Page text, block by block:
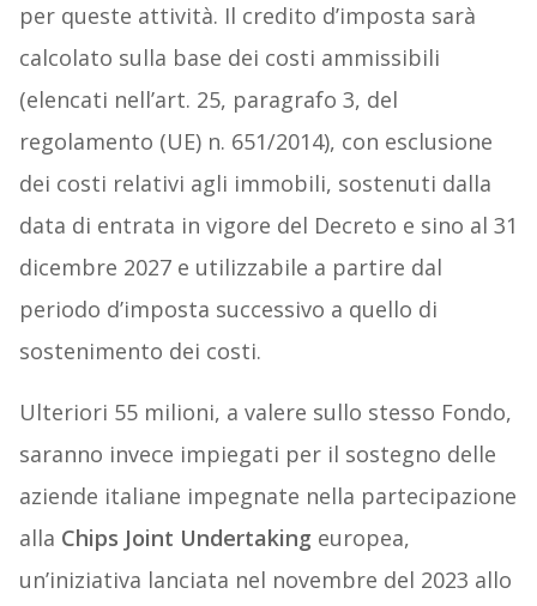
per queste attività. Il credito d’imposta sarà
calcolato sulla base dei costi ammissibili
(elencati nell’art. 25, paragrafo 3, del
regolamento (UE) n. 651/2014), con esclusione
dei costi relativi agli immobili, sostenuti dalla
data di entrata in vigore del Decreto e sino al 31
dicembre 2027 e utilizzabile a partire dal
periodo d’imposta successivo a quello di
sostenimento dei costi.
Ulteriori 55 milioni, a valere sullo stesso Fondo,
saranno invece impiegati per il sostegno delle
aziende italiane impegnate nella partecipazione
alla Chips Joint Undertaking europea,
un’iniziativa lanciata nel novembre del 2023 allo